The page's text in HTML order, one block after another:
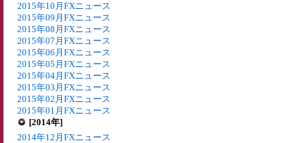
2015年10月FXニュース
2015年09月FXニュース
2015年08月FXニュース
2015年07月FXニュース
2015年06月FXニュース
2015年05月FXニュース
2015年04月FXニュース
2015年03月FXニュース
2015年02月FXニュース
2015年01月FXニュース
[2014年]
2014年12月FXニュース